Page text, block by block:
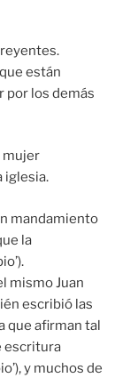
están
por los demás
mujer
iglesia.
mandamiento
la
mismo Juan
escribió las
que afirman tal
escritura
y muchos de